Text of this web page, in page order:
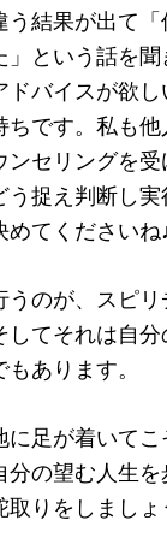
う結果が出て
という話を聞
ドバイスが欲
ちです。私も
ンセリングを
う捉え判断し
めてくださいね
うのが、スピ
してそれは自
あります。
に足が着いて
分の望む人生
取りをしましょ